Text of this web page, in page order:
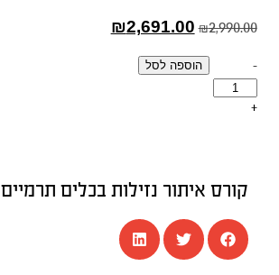
₪2,990.00
₪2,691.00
-
+
הוספה לסל
קורס איתור נזילות בכלים תרמיים